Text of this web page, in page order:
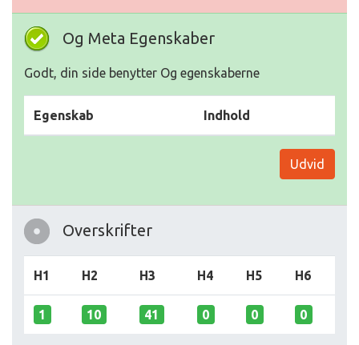
Og Meta Egenskaber
Godt, din side benytter Og egenskaberne
Egenskab Indhold
Udvid
Overskrifter
H1 H2 H3 H4 H5 H6
1 10 41 0 0 0